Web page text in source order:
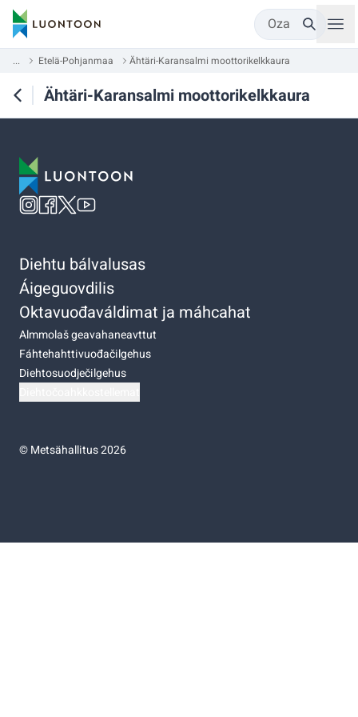
Oza
... Etelä-Pohjanmaa Ähtäri-Karansalmi moottorikelkkaura
Ähtäri-Karansalmi moottorikelkkaura
Diehtu bálvalusas
Áigeguovdilis
Oktavuođaváldimat ja máhcahat
Almmolaš geavahaneavttut
Fáhtehahttivuođačilgehus
Diehtosuodječilgehus
©Metsähallitus 2026